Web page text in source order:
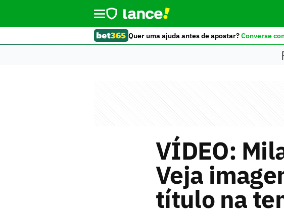
Quer uma ajuda antes de apostar?Converse
VÍDEO:
Veja
título na